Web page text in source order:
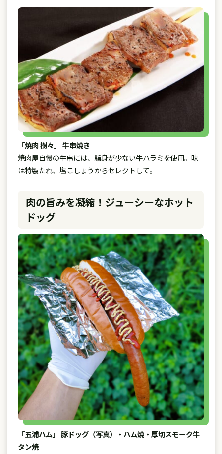
「焼肉 樹々」 牛串焼き
焼肉屋自慢の牛串には、脂身が少ない牛ハラミを使用。味
は特製たれ、塩こしょうからセレクトして。
肉の旨みを凝縮！ジューシーなホット
ドッグ
「五浦ハム」 豚ドッグ（写真）・ハム焼・厚切スモーク牛
タン焼